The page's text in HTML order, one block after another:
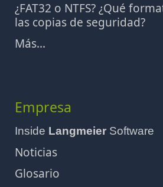
¿FAT32 o NTFS? ¿Qué
las copias de seguridad?
Más...
Empresa
Inside Langmeier Software
Noticias
Glosario